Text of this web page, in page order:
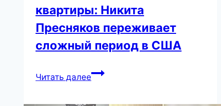
квартиры: Никита
Пресняков переживает
сложный период в США
Читать далееДенег